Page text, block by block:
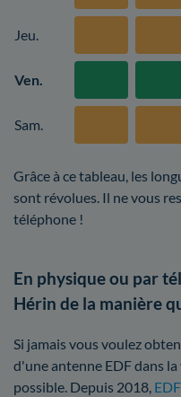
Jeu.
Ven.
Sam.
Grâce à ce tableau, les
sont révolues. Il ne vous
téléphone !
En physique ou par
Hérin de la manière
Si jamais vous voulez
d'une antenne EDF dans
possible. Depuis 2018, EDF